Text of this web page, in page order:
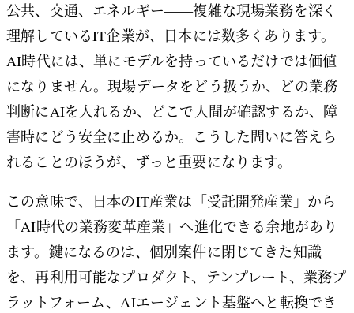
公共、交通、エネルギー——複雑な現場業務を深く
理解しているIT企業が、日本には数多くあります。
AI時代には、単にモデルを持っているだけでは価値
になりません。現場データをどう扱うか、どの業務
判断にAIを入れるか、どこで人間が確認するか、障
害時にどう安全に止めるか。こうした問いに答えら
れることのほうが、ずっと重要になります。
この意味で、日本のIT産業は「受託開発産業」から
「AI時代の業務変革産業」へ進化できる余地があり
ます。鍵になるのは、個別案件に閉じてきた知識
を、再利用可能なプロダクト、テンプレート、業務プ
ラットフォーム、AIエージェント基盤へと転換でき